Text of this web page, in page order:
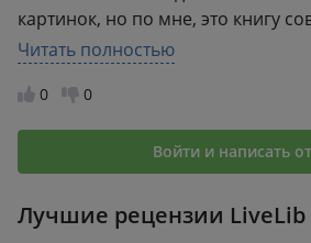
картинок, но по мне, это книгу
портит. Отдельное спасибо
рассказывают последовательно:
вином в целом (каким оно бывает,
сравнивать, что вообще делает
знакомят с основными
каждую тему раскрывают
что каждый раздел снабжён
коротких памяток-заметок. Такой
Читать полностью
0 0
Войти и написать
Лучшие рецензии LiveLib